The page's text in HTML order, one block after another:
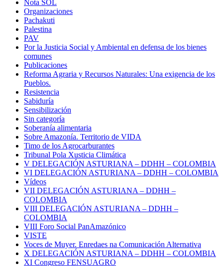
Nota SOL
Organizaciones
Pachakuti
Palestina
PAV
Por la Justicia Social y Ambiental en defensa de los bienes
comunes
Publicaciones
Reforma Agraria y Recursos Naturales: Una exigencia de los
Pueblos.
Resistencia
Sabiduría
Sensibilización
Sin categoría
Soberanía alimentaria
Sobre Amazonía. Territorio de VIDA
Timo de los Agrocarburantes
Tribunal Pola Xusticia Climática
V DELEGACIÓN ASTURIANA – DDHH – COLOMBIA
VI DELEGACIÓN ASTURIANA – DDHH – COLOMBIA
Vídeos
VII DELEGACIÓN ASTURIANA – DDHH –
COLOMBIA
VIII DELEGACIÓN ASTURIANA – DDHH –
COLOMBIA
VIII Foro Social PanAmazónico
VISTE
Voces de Muyer. Enredaes na Comunicación Alternativa
X DELEGACIÓN ASTURIANA – DDHH – COLOMBIA
XI Congreso FENSUAGRO